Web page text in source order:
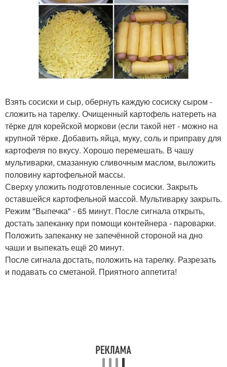
Взять сосиски и сыр, обернуть каждую сосиску сыром -
сложить на тарелку. Очищенный картофель натереть на
тёрке для корейской моркови (если такой нет - можно на
крупной тёрке. Добавить яйца, муку, соль и приправу для
картофеля по вкусу. Хорошо перемешать. В чашу
мультиварки, смазанную сливочным маслом, выложить
половину картофельной массы.
Сверху уложить подготовленные сосиски. Закрыть
оставшейся картофельной массой. Мультиварку закрыть.
Режим "Выпечка" - 65 минут. После сигнала открыть,
достать запеканку при помощи контейнера - пароварки.
Положить запеканку не запечённой стороной на дно
чаши и выпекать ещё 20 минут.
После сигнала достать, положить на тарелку. Разрезать
и подавать со сметаной. Приятного аппетита!